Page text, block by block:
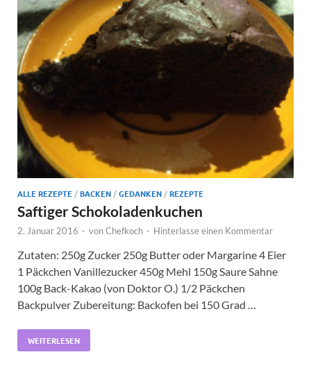
ALLE REZEPTE /BACKEN /GEDANKEN /REZEPTE
Saftiger Schokoladenkuchen
2. Januar 2016 - vonChefkoch - Hinterlasse einen Kommentar
Zutaten: 250g Zucker 250g Butter oder Margarine 4 Eier
1 Päckchen Vanillezucker 450g Mehl 150g Saure Sahne
100g Back-Kakao (von Doktor O.) 1/2 Päckchen
Backpulver Zubereitung: Backofen bei 150 Grad …
WEITERLESEN